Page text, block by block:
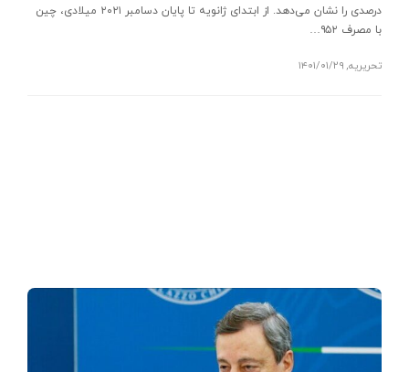
درصدی را نشان می‌دهد. از ابتدای ژانویه تا پایان دسامبر ۲۰۲۱ میلادی، چین
با مصرف ۹۵۲…
تحریریه, ۱۴۰۱/۰۱/۲۹